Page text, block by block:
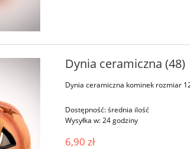
Dynia ceramiczna (48)
Dynia ceramiczna kominek rozmiar
Dostępność:średnia ilość
Wysyłka w:24 godziny
6,90 zł